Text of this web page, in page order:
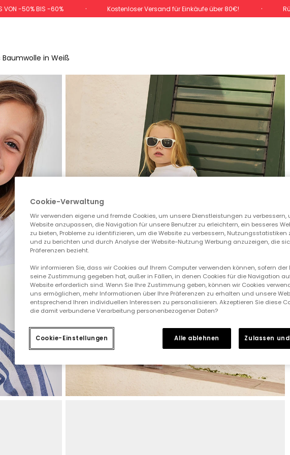
VON -50% BIS -60% Kostenloser Versand für Einkäufe über 80€!
in Weiß
Cookie-Verwaltung
Wir verwenden eigene und fremde Cookies, um unsere Dienstleistungen zu verbessern,
Website anzupassen, die Navigation für unsere Benutzer zu erleichtern, ein besseres
zu bieten, Probleme zu identifizieren, um die Website zu verbessern, Nutzungsstatistiken
und zu berichten und durch Analyse der Website-Nutzung Werbung anzuzeigen, die
Präferenzen bezieht.
Wir informieren Sie, dass wir Cookies auf Ihrem Computer verwenden können, sofern der
seine Zustimmung gegeben hat, außer in Fällen, in denen Cookies für die Navigation
Website erforderlich sind. Wenn Sie Ihre Zustimmung geben, können wir Cookies
uns ermöglichen, mehr Informationen über Ihre Präferenzen zu erhalten und unsere
entsprechend Ihren individuellen Interessen zu personalisieren. Akzeptieren Sie diese
die damit verbundene Verarbeitung personenbezogener Daten?
Cookie-Einstellungen Alle ablehnen Zulassen